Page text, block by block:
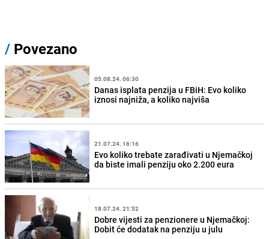
/ Povezano
05.08.24. 06:30
Danas isplata penzija u FBiH: Evo koliko
iznosi najniža, a koliko najviša
21.07.24. 16:16
Evo koliko trebate zarađivati u Njemačkoj
da biste imali penziju oko 2.200 eura
18.07.24. 21:52
Dobre vijesti za penzionere u Njemačkoj:
Dobit će dodatak na penziju u julu